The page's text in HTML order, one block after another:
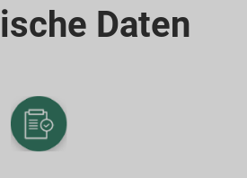
Daten